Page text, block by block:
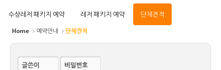
수상레저 패키지 예약 레저 패키지 예약 단체견적
Home 예약안내 단체견적
글쓴이 비밀번호